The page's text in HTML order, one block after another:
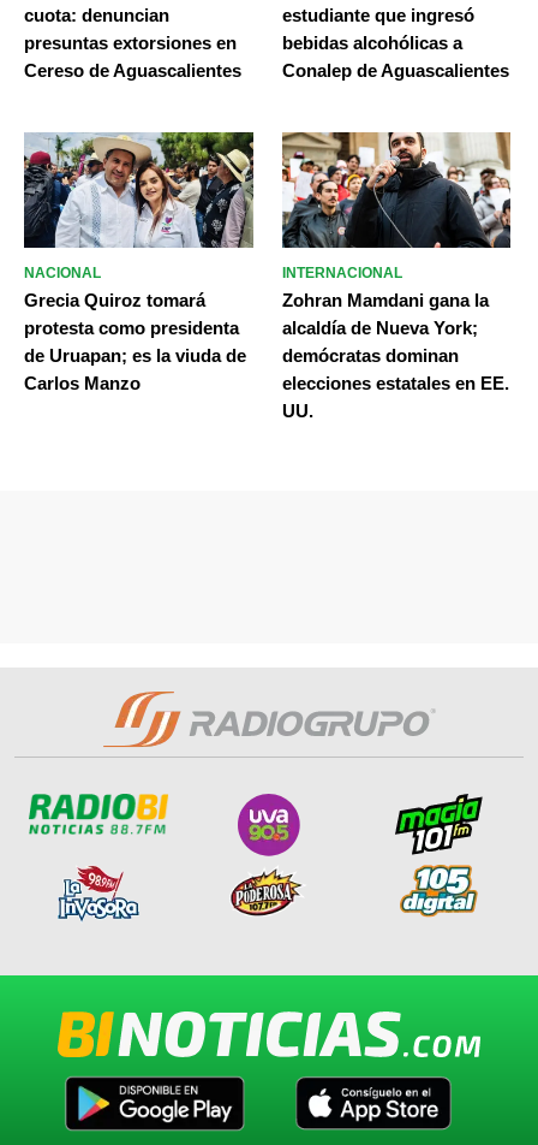
cuota: denuncian
presuntas extorsiones en
Cereso de Aguascalientes
estudiante que ingresó
bebidas alcohólicas a
Conalep de Aguascalientes
NACIONAL
Grecia Quiroz tomará
protesta como presidenta
de Uruapan; es la viuda de
Carlos Manzo
INTERNACIONAL
Zohran Mamdani gana la
alcaldía de Nueva York;
demócratas dominan
elecciones estatales en EE.
UU.